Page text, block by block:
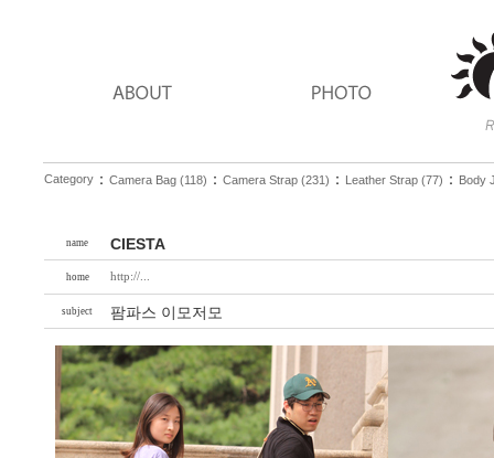
Category ： Camera Bag (118) ： Camera Strap (231) ： Leather Strap (77) ： Body
name CIESTA
home http://...
subject 팜파스 이모저모